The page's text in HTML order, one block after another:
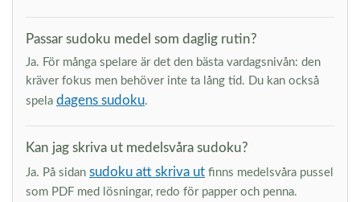
Passar sudoku medel som daglig rutin?
Ja. För många spelare är det den bästa vardagsnivån: den
kräver fokus men behöver inte ta lång tid. Du kan också
spela dagens sudoku.
Kan jag skriva ut medelsvåra sudoku?
Ja. På sidan sudoku att skriva ut finns medelsvåra pussel
som PDF med lösningar, redo för papper och penna.